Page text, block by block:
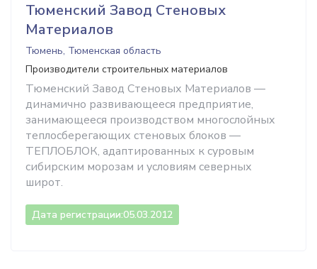
Тюменский Завод Стеновых
Материалов
Тюмень, Тюменская область
Производители строительных материалов
Тюменский Завод Стеновых Материалов —
динамично развивающееся предприятие,
занимающееся производством многослойных
теплосберегающих стеновых блоков —
ТЕПЛОБЛОК, адаптированных к суровым
сибирским морозам и условиям северных
широт.
Дата регистрации:05.03.2012